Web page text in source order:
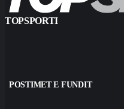
TOPSPORTI
POSTIMET E FUNDIT